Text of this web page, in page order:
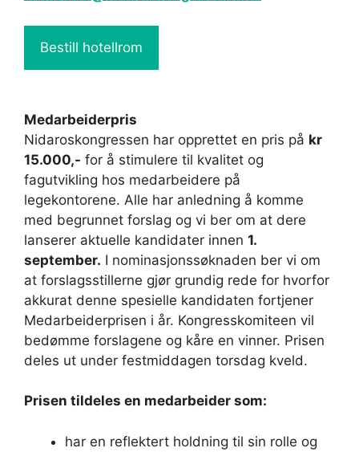
Bestill hotellrom
Medarbeiderpris
Nidaroskongressen har opprettet en pris på kr
15.000,- for å stimulere til kvalitet og
fagutvikling hos medarbeidere på
legekontorene. Alle har anledning å komme
med begrunnet forslag og vi ber om at dere
lanserer aktuelle kandidater innen 1.
september. I nominasjonssøknaden ber vi om
at forslagsstillerne gjør grundig rede for hvorfor
akkurat denne spesielle kandidaten fortjener
Medarbeiderprisen i år. Kongresskomiteen vil
bedømme forslagene og kåre en vinner. Prisen
deles ut under festmiddagen torsdag kveld.
Prisen tildeles en medarbeider som:
har en reflektert holdning til sin rolle og